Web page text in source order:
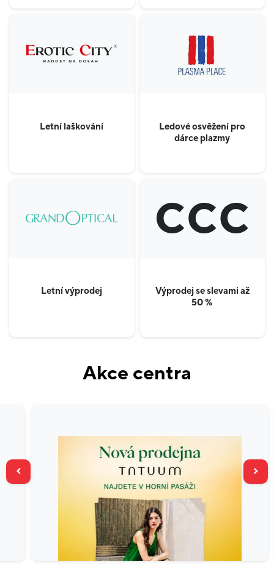
Letní laškování
Ledové osvěžení pro
dárce plazmy
Letní výprodej
Výprodej se slevami až
50 %
Akce centra